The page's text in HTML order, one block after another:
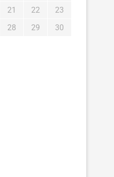
21 22
23
28 29
30